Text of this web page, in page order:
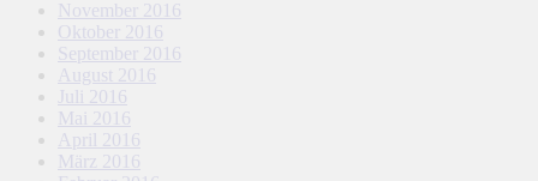
November 2016
Oktober 2016
September 2016
August 2016
Juli 2016
Mai 2016
April 2016
März 2016